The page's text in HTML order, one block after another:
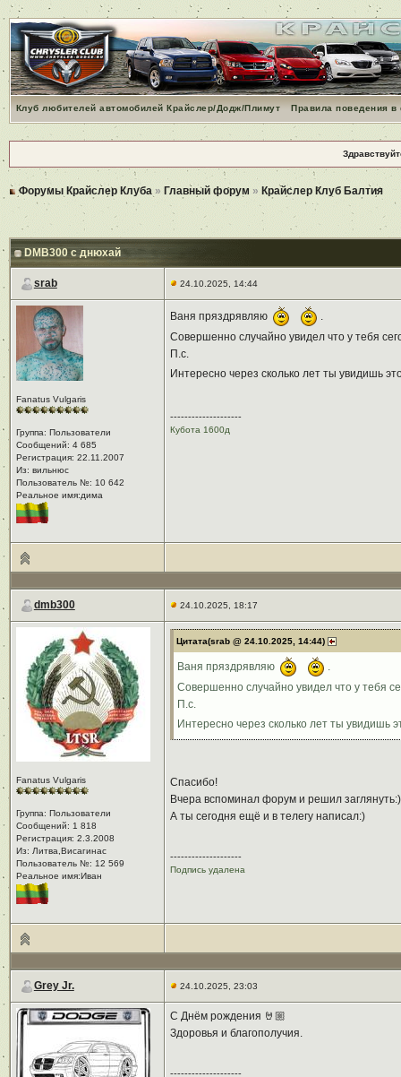
Клуб любителей автомобилей Крайслер/Додж/Плимут Правила поведения
Форумы Крайслер Клуба » Главный форум » Крайслер Клуб Балтия
DMB300 с днюхай
srab 24.10.2025, 14:44
Fanatus Vulgaris
Группа: Пользователи
Сообщений: 4 685
Регистрация: 22.11.2007
Из: вильнюс
Пользователь №: 10 642
Реальное имя:дима
Ваня пряздрявляю
.
Совершенно случайно увидел что у тебя
П.с.
Интересно через сколько лет ты увидишь
--------------------
Кубота 1600д
dmb300 24.10.2025, 18:17
Fanatus Vulgaris
Группа: Пользователи
Сообщений: 1 818
Регистрация: 2.3.2008
Из: Литва,Висагинас
Пользователь №: 12 569
Реальное имя:Иван
Цитата(srab @ 24.10.2025, 14:44)
Ваня пряздрявляю
.
Совершенно случайно увидел что у тебя
П.с.
Интересно через сколько лет ты увидишь
Спасибо!
Вчера вспоминал форум и решил
А ты сегодня ещё и в телегу написал:)
--------------------
Подпись удалена
Grey Jr. 24.10.2025, 23:03
С Днём рождения 🤘🏼
Здоровья и благополучия.
--------------------